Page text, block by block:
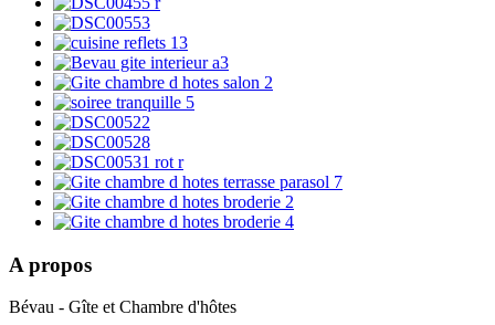
A propos
Bévau - Gîte et Chambre d'hôtes